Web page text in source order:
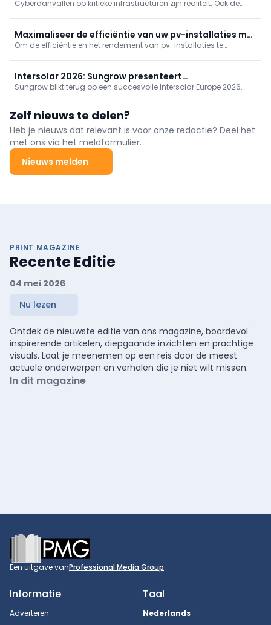
zonnestroom
Cyberaanvallen op kritieke infrastructuren zijn realiteit. Ook de
elektriciens en installateurs, niet enkel voor IT-specialisten.
Maximaliseer de efficiëntie van uw pv-installaties met
thermografie
Om de efficiëntie en het rendement van pv-installaties te
thermografie.
Intersolar 2026: Sungrow presenteert
energieoplossingen van de volgende generatie
Sungrow blikt terug op een succesvolle Intersolar Europe 2026
energietransitie versnellen.
Zelf nieuws te delen?
Heb je nieuws dat relevant is voor onze redactie? Deel het
met ons via het meldformulier.
Nieuws melden
PRINT MAGAZINE
Recente Editie
04 mei 2026
Nu lezen
Ontdek de nieuwste editie van ons magazine, boordevol
inspirerende artikelen, diepgaande inzichten en prachtige
visuals. Laat je meenemen op een reis door de meest
actuele onderwerpen en verhalen die je niet wilt missen.
In dit magazine
Footer
Een uitgave vanProfessional Media Group
Informatie
Adverteren
Taal
Nederlands